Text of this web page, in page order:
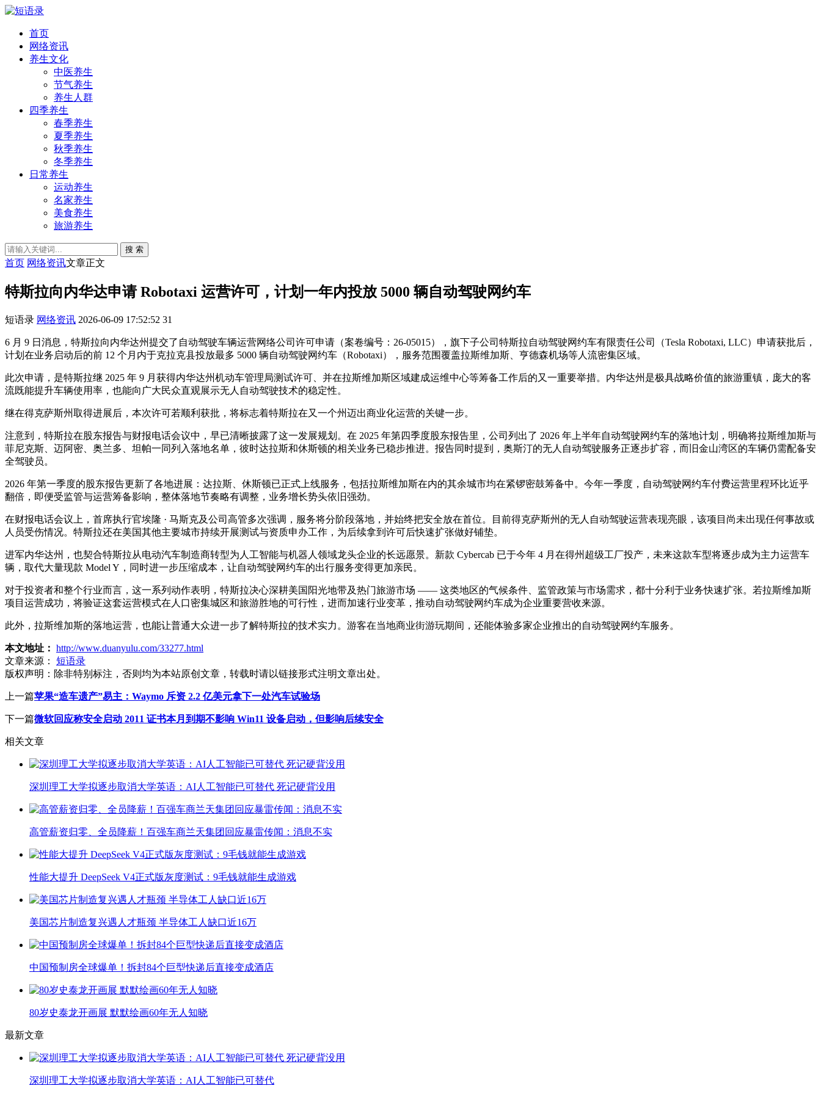
首页
网络资讯
养生文化
中医养生
节气养生
养生人群
四季养生
春季养生
夏季养生
秋季养生
冬季养生
日常养生
运动养生
名家养生
美食养生
旅游养生
搜 索
首页 网络资讯文章正文
特斯拉向内华达申请 Robotaxi 运营许可，计划一年内投放 5000 辆自动驾驶网约车
短语录 网络资讯 2026-06-09 17:52:52 31
6 月 9 日消息，特斯拉向内华达州提交了自动驾驶车辆运营网络公司许可申请（案卷编号：26-05015），旗下子公司特斯拉自动驾驶网约车有限责任公司（Tesla Robotaxi, LLC）申请获批后，
计划在业务启动后的前 12 个月内于克拉克县投放最多 5000 辆自动驾驶网约车（Robotaxi），服务范围覆盖拉斯维加斯、亨德森机场等人流密集区域。
此次申请，是特斯拉继 2025 年 9 月获得内华达州机动车管理局测试许可、并在拉斯维加斯区域建成运维中心等筹备工作后的又一重要举措。内华达州是极具战略价值的旅游重镇，庞大的客
流既能提升车辆使用率，也能向广大民众直观展示无人自动驾驶技术的稳定性。
继在得克萨斯州取得进展后，本次许可若顺利获批，将标志着特斯拉在又一个州迈出商业化运营的关键一步。
注意到，特斯拉在股东报告与财报电话会议中，早已清晰披露了这一发展规划。在 2025 年第四季度股东报告里，公司列出了 2026 年上半年自动驾驶网约车的落地计划，明确将拉斯维加斯与
菲尼克斯、迈阿密、奥兰多、坦帕一同列入落地名单，彼时达拉斯和休斯顿的相关业务已稳步推进。报告同时提到，奥斯汀的无人自动驾驶服务正逐步扩容，而旧金山湾区的车辆仍需配备安
全驾驶员。
2026 年第一季度的股东报告更新了各地进展：达拉斯、休斯顿已正式上线服务，包括拉斯维加斯在内的其余城市均在紧锣密鼓筹备中。今年一季度，自动驾驶网约车付费运营里程环比近乎
翻倍，即便受监管与运营筹备影响，整体落地节奏略有调整，业务增长势头依旧强劲。
在财报电话会议上，首席执行官埃隆 · 马斯克及公司高管多次强调，服务将分阶段落地，并始终把安全放在首位。目前得克萨斯州的无人自动驾驶运营表现亮眼，该项目尚未出现任何事故或
人员受伤情况。特斯拉还在美国其他主要城市持续开展测试与资质申办工作，为后续拿到许可后快速扩张做好铺垫。
进军内华达州，也契合特斯拉从电动汽车制造商转型为人工智能与机器人领域龙头企业的长远愿景。新款 Cybercab 已于今年 4 月在得州超级工厂投产，未来这款车型将逐步成为主力运营车
辆，取代大量现款 Model Y，同时进一步压缩成本，让自动驾驶网约车的出行服务变得更加亲民。
对于投资者和整个行业而言，这一系列动作表明，特斯拉决心深耕美国阳光地带及热门旅游市场 —— 这类地区的气候条件、监管政策与市场需求，都十分利于业务快速扩张。若拉斯维加斯
项目运营成功，将验证这套运营模式在人口密集城区和旅游胜地的可行性，进而加速行业变革，推动自动驾驶网约车成为企业重要营收来源。
此外，拉斯维加斯的落地运营，也能让普通大众进一步了解特斯拉的技术实力。游客在当地商业街游玩期间，还能体验多家企业推出的自动驾驶网约车服务。
本文地址： http://www.duanyulu.com/33277.html
文章来源：
短语录
版权声明： 除非特别标注，否则均为本站原创文章，转载时请以链接形式注明文章出处。
上一篇苹果“造车遗产”易主：Waymo 斥资 2.2 亿美元拿下一处汽车试验场
下一篇微软回应称安全启动 2011 证书本月到期不影响 Win11 设备启动，但影响后续安全
相关文章
深圳理工大学拟逐步取消大学英语：AI人工智能已可替代 死记硬背没用
高管薪资归零、全员降薪！百强车商兰天集团回应暴雷传闻：消息不实
性能大提升 DeepSeek V4正式版灰度测试：9毛钱就能生成游戏
美国芯片制造复兴遇人才瓶颈 半导体工人缺口近16万
中国预制房全球爆单！拆封84个巨型快递后直接变成酒店
80岁史泰龙开画展 默默绘画60年无人知晓
最新文章
深圳理工大学拟逐步取消大学英语：AI人工智能已可替代